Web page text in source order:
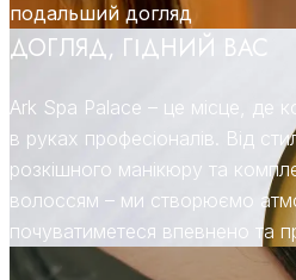
подальший догляд
ДОГЛЯД, ГІДНИЙ ВАС
Ark Spa Palace – це місце, де
в руках професіоналів. Від
розкішного манікюру та
волоссям – ми створюємо
почуватиметеся впевнено та